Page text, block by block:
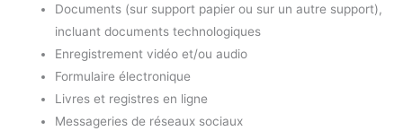
Documents (sur support papier ou sur un autre support),
incluant documents technologiques
Enregistrement vidéo et/ou audio
Formulaire électronique
Livres et registres en ligne
Messageries de réseaux sociaux